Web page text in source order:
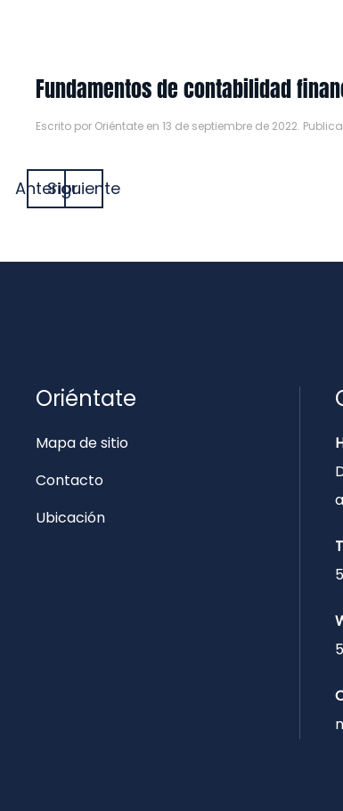
Fundamentos de contabilidad
Escrito por Oriéntate en 13 de septiembre de 2022.
AnteriorSiguiente
Oriéntate
Mapa de sitio
Contacto
Ubicación